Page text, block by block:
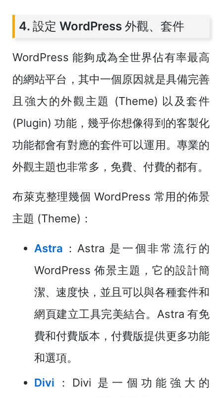
4. 設定 WordPress 外觀、套件
WordPress 能夠成為全世界佔有率最高
的網站平台，其中一個原因就是具備完善
且強大的外觀主題 (Theme) 以及套件
(Plugin) 功能，幾乎你想像得到的客製化
功能都會有對應的套件可以運用。專業的
外觀主題也非常多，免費、付費的都有。
布萊克整理幾個 WordPress 常用的佈景
主題 (Theme)：
Astra ：Astra 是一個非常流行的
WordPress 佈景主題，它的設計簡
潔、速度快，並且可以與各種套件和
網頁建立工具完美結合。Astra 有免
費和付費版本，付費版提供更多功能
和選項。
Divi ：Divi 是一個功能強大的